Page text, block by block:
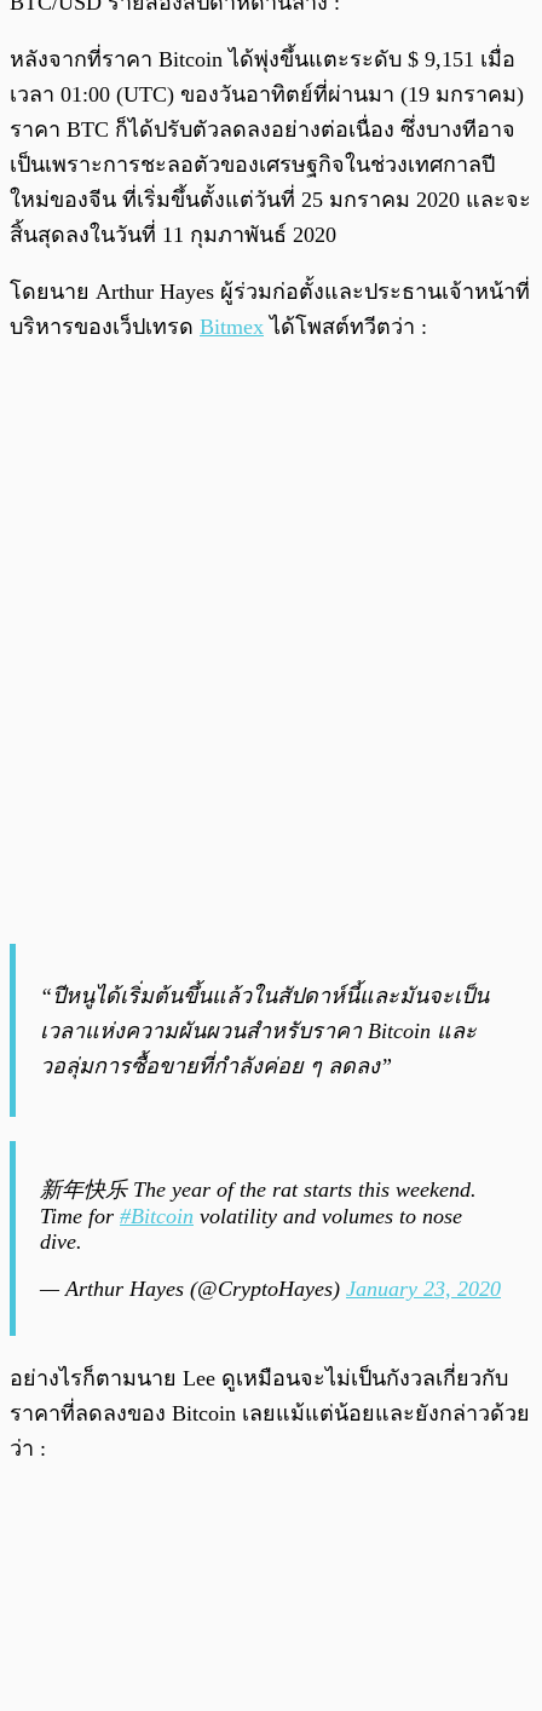
หลังจากที่ราคา Bitcoin ได้พุ่งขึ้นแตะระดับ $ 9,151 เมื่อ
เวลา 01:00 (UTC) ของวันอาทิตย์ที่ผ่านมา (19 มกราคม)
ราคา BTC ก็ได้ปรับตัวลดลงอย่างต่อเนื่อง ซึ่งบางทีอาจ
เป็นเพราะการชะลอตัวของเศรษฐกิจในช่วงเทศกาลปี
ใหม่ของจีน ที่เริ่มขึ้นตั้งแต่วันที่ 25 มกราคม 2020 และจะ
สิ้นสุดลงในวันที่ 11 กุมภาพันธ์ 2020
โดยนาย Arthur Hayes ผู้ร่วมก่อตั้งและประธานเจ้าหน้าที่
บริหารของเว็ปเทรด Bitmex ได้โพสต์ทวีตว่า :
“ปีหนูได้เริ่มต้นขึ้นแล้วในสัปดาห์นี้และมันจะเป็น
เวลาแห่งความผันผวนสำหรับราคา Bitcoin และ
วอลุ่มการซื้อขายที่กำลังค่อย ๆ ลดลง”
新年快乐 The year of the rat starts this weekend.
Time for #Bitcoin volatility and volumes to nose
dive.
— Arthur Hayes (@CryptoHayes) January 23, 2020
อย่างไรก็ตามนาย Lee ดูเหมือนจะไม่เป็นกังวลเกี่ยวกับ
ราคาที่ลดลงของ Bitcoin เลยแม้แต่น้อยและยังกล่าวด้วย
ว่า :